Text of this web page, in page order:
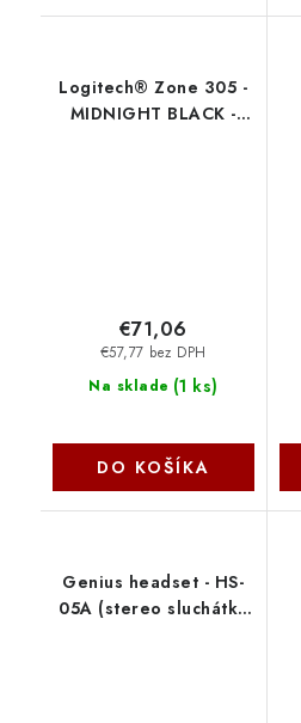
Logitech® Zone 305 -
MIDNIGHT BLACK -
Na sklade (1 ks)
€57,77 bez DPH
€71,06
DO KOŠÍKA
Genius headset - HS-
05A (stereo sluchátka